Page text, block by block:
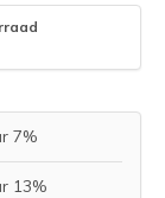
7%
13%